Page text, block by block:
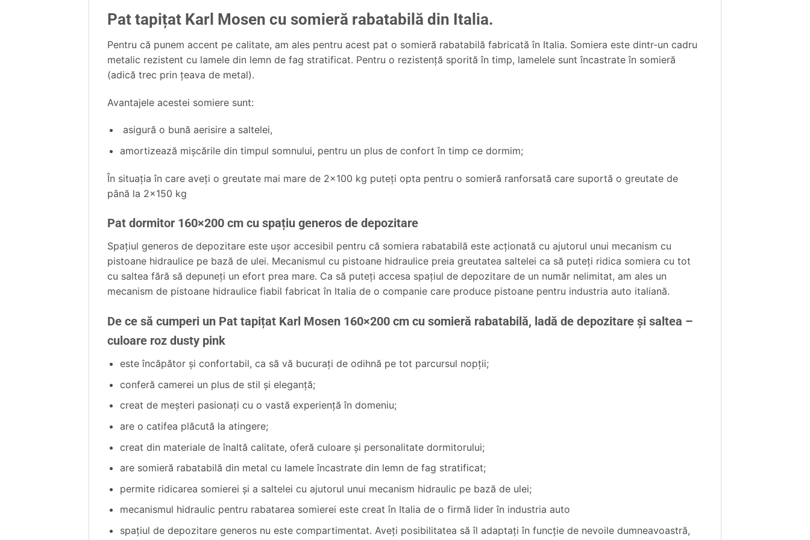
Pat tapițat Karl Mosen cu somieră rabatabilă din Italia.
Pentru că punem accent pe calitate, am ales pentru acest pat o somieră rabatabilă fabricată în Italia. Somiera este dintr-un cadru
metalic rezistent cu lamele din lemn de fag stratificat. Pentru o rezistenţă sporită în timp, lamelele sunt încastrate în somieră
(adică trec prin ţeava de metal).
Avantajele acestei somiere sunt:
asigură o bună aerisire a saltelei,
amortizează mişcările din timpul somnului, pentru un plus de confort în timp ce dormim;
În situaţia în care aveţi o greutate mai mare de 2×100 kg puteţi opta pentru o somieră ranforsată care suportă o greutate de
până la 2×150 kg
Pat dormitor 160×200 cm cu spațiu generos de depozitare
Spaţiul generos de depozitare este uşor accesibil pentru că somiera rabatabilă este acţionată cu ajutorul unui mecanism cu
pistoane hidraulice pe bază de ulei. Mecanismul cu pistoane hidraulice preia greutatea saltelei ca să puteţi ridica somiera cu tot
cu saltea fără să depuneţi un efort prea mare. Ca să puteţi accesa spaţiul de depozitare de un număr nelimitat, am ales un
mecanism de pistoane hidraulice fiabil fabricat în Italia de o companie care produce pistoane pentru industria auto italiană.
De ce să cumperi un Pat tapițat Karl Mosen 160×200 cm cu somieră rabatabilă, ladă de depozitare și saltea –
culoare roz dusty pink
este încăpător şi confortabil, ca să vă bucuraţi de odihnă pe tot parcursul nopţii;
conferă camerei un plus de stil şi eleganţă;
creat de meşteri pasionaţi cu o vastă experienţă în domeniu;
are o catifea plăcută la atingere;
creat din materiale de înaltă calitate, oferă culoare şi personalitate dormitorului;
are somieră rabatabilă din metal cu lamele încastrate din lemn de fag stratificat;
permite ridicarea somierei şi a saltelei cu ajutorul unui mecanism hidraulic pe bază de ulei;
mecanismul hidraulic pentru rabatarea somierei este creat în Italia de o firmă lider în industria auto
spaţiul de depozitare generos nu este compartimentat. Aveţi posibilitatea să îl adaptaţi în funcţie de nevoile dumneavoastră,